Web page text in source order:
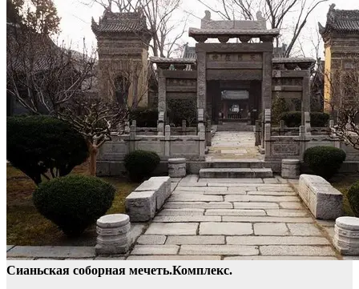
Сианьская соборная мечеть.Комплекс.